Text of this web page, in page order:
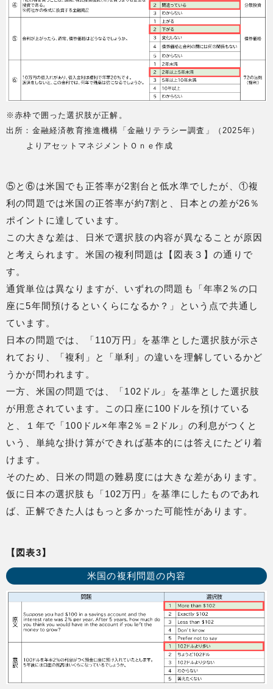
※赤枠で囲った選択肢が正解。
出所：金融経済教育推進機構「金融リテラシー調査」（2025年）
よりアセットマネジメントＯｎｅ作成
⑤と⑥は米国でも正答率が2割台と低水準でしたが、①複
利の問題では米国の正答率が約7割と、日本との差が26％
ポイントに達しています。
この大きな差は、日米で選択肢の内容が異なることが原因
と考えられます。米国の複利問題は【図表３】の通りで
す。
通貨単位は異なりますが、いずれの問題も「年率2％の口
座に5年間預けるといくらになるか？」という点で共通し
ています。
日本の問題では、「110万円」を基準とした選択肢が示さ
れており、「複利」と「単利」の違いを理解しているかど
うかが問われます。
一方、米国の問題では、「102ドル」を基準とした選択肢
が用意されています。この口座に100ドルを預けている
と、１年で「100ドル×年率2％＝2ドル」の利息がつくと
いう、単純な掛け算ができれば基本的には答えにたどり着
けます。
そのため、日米の問題の難易度には大きな差があります。
仮に日本の選択肢も「102万円」を基準にしたものであれ
ば、正解できた人はもっと多かった可能性があります。
【図表3】
米国の複利問題の内容